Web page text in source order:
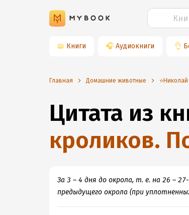
📖 Книги 🎧 Аудиокниги 👌
Главная Домашние животные
Цитата из
кроликов.
За 3 – 4 дня до окрола, т. е. на 26 –
предыдущего окрола (при